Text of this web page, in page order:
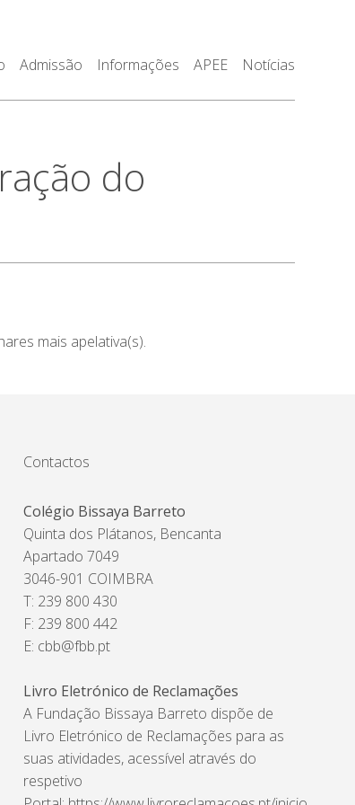
Admissão Informações APEE Notícias
do
mais apelativa(s).
Contactos
Colégio Bissaya Barreto
Quinta dos Plátanos, Bencanta
Apartado 7049
3046-901 COIMBRA
T: 239 800 430
F: 239 800 442
E: cbb@fbb.pt
Livro Eletrónico de Reclamações
A Fundação Bissaya Barreto dispõe de
Livro Eletrónico de Reclamações para as
suas atividades, acessível através do
respetivo